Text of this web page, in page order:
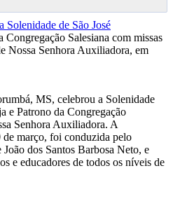
Salesiana com missas
Nossa Senhora Auxiliadora, em
MS, celebrou a Solenidade
e Patrono da Congregação
Senhora Auxiliadora. A
de março, foi conduzida pelo
dos Santos Barbosa Neto, e
e educadores de todos os níveis de